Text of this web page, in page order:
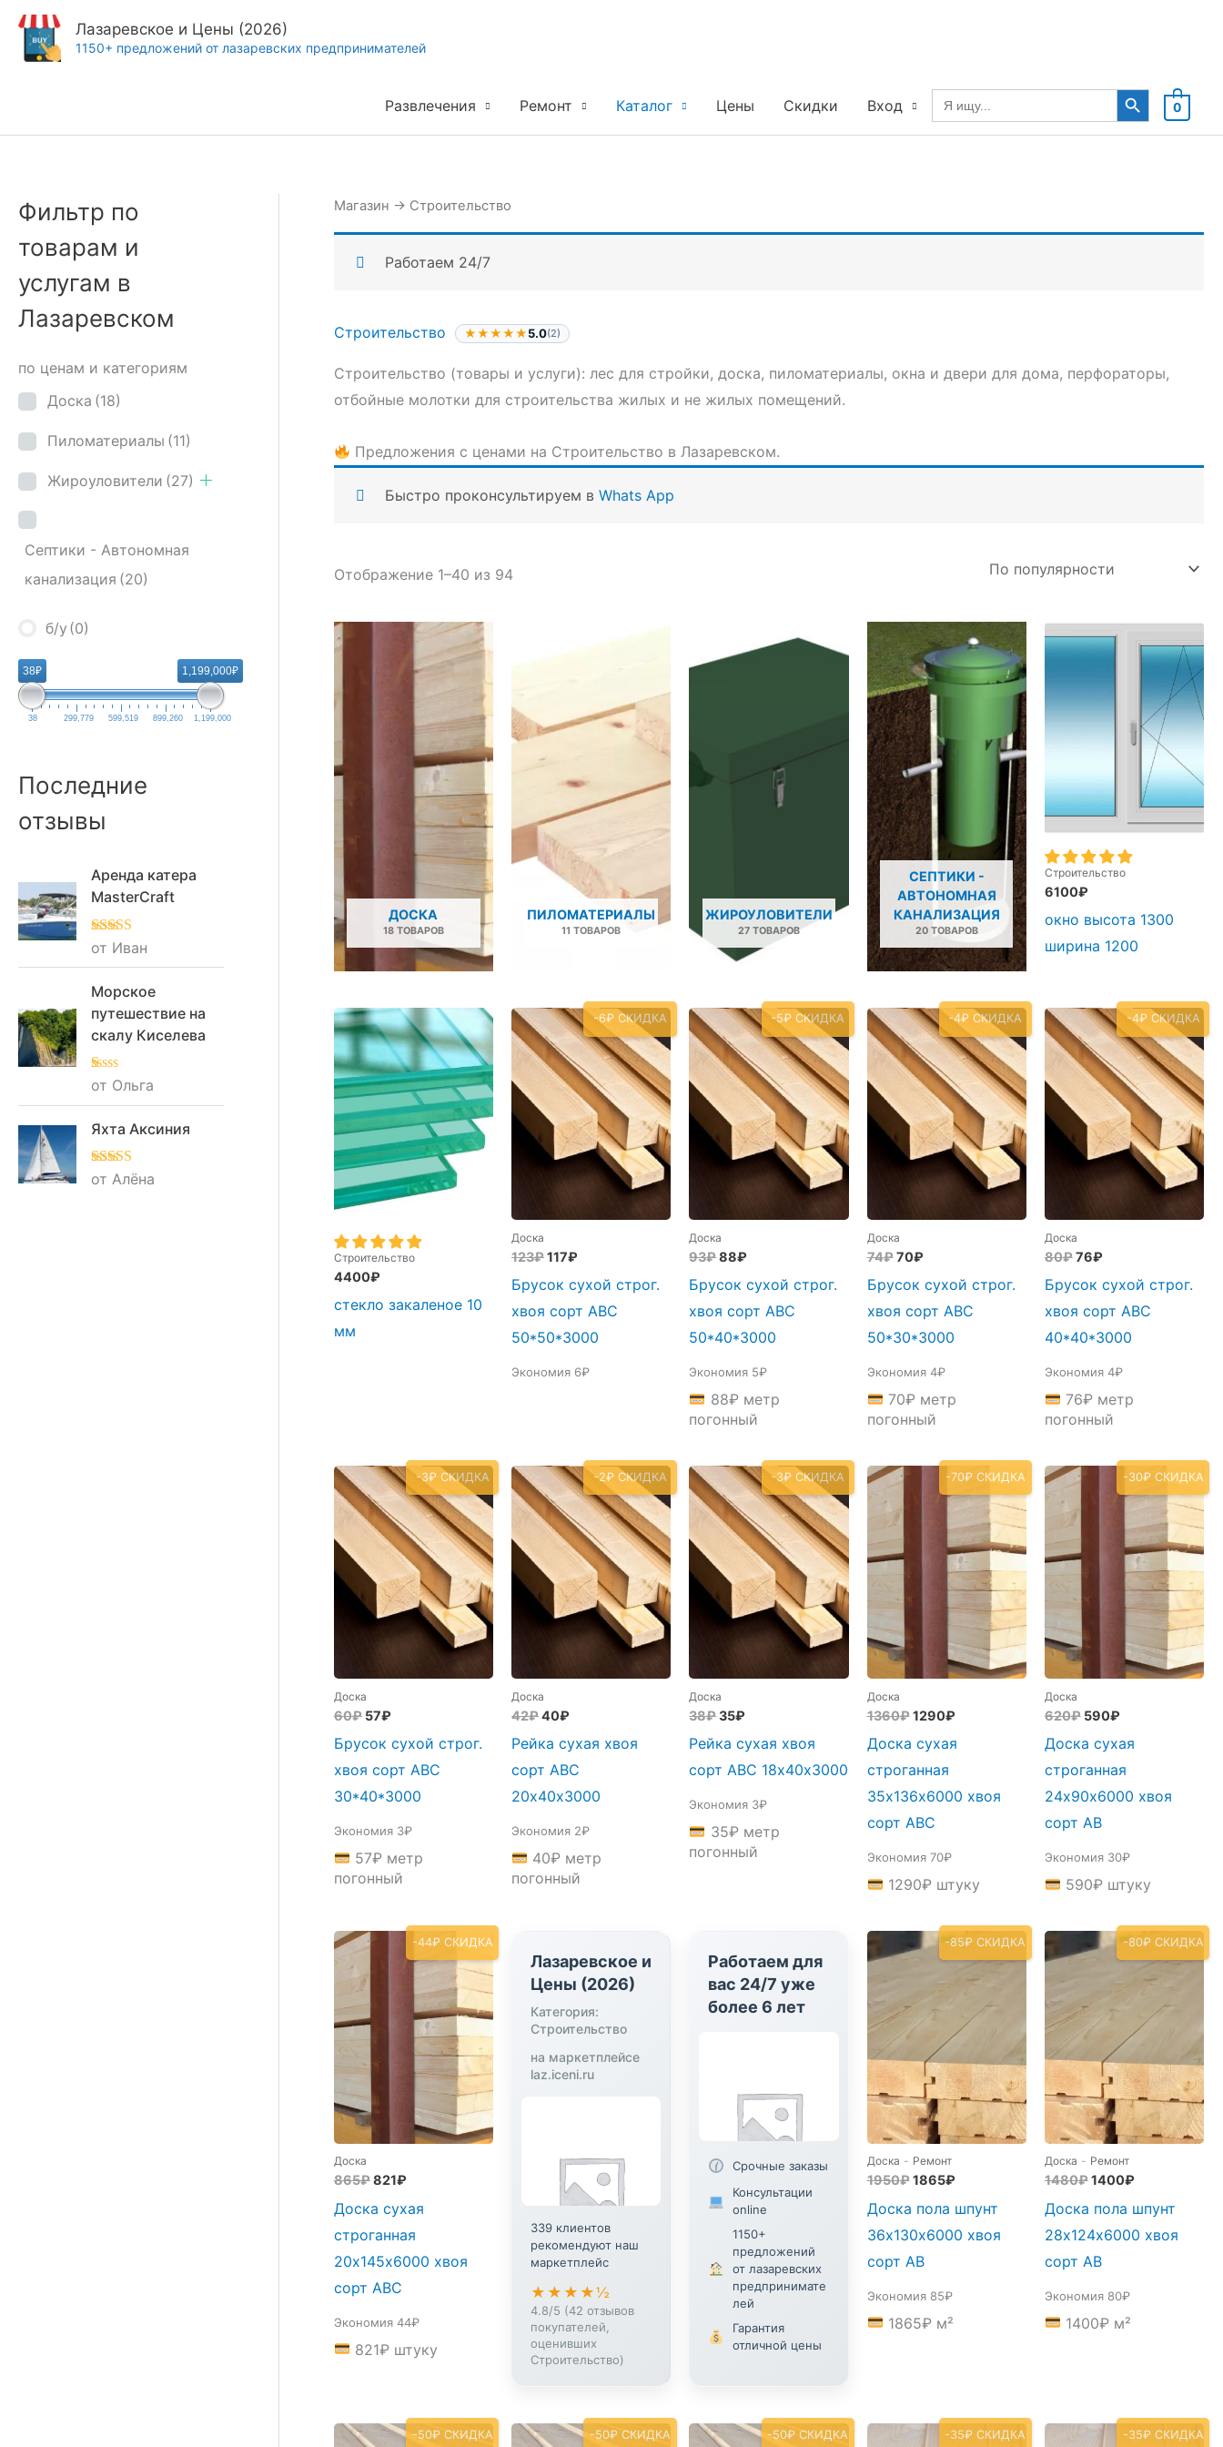
Перейти
содержимому
Лазаревское и Цены (2026)
1150+ предложений от лазаревских предпринимателей
Развлечения Ремонт Каталог Цены Скидки Вход
Search
for:
Search Button
0
Фильтр по
товарам и
услугам в
Лазаревском
по ценам и категориям
Доска (18)
Пиломатериалы (11)
Жироуловители (27)
Септики - Автономная
канализация (20)
б/у (0)
38₽ 1,199,000₽
38 299,779 599,519 899,260 1,199,000
Последние
отзывы
Аренда катера
MasterCraft
Оценка5
от Иван
Морское
путешествие на
скалу Киселева
О
а
из
от Ольга
Яхта Аксиния
Оценка5из
от Алёна
Магазин → Строительство
Работаем 24/7
Строительство ★★★★★5.0(2)
Строительство (товары и услуги): лес для стройки, доска, пиломатериалы, окна и двери для дома, перфораторы,
отбойные молотки для строительства жилых и не жилых помещений.
Предложения с ценами на Строительство в Лазаревском.
Быстро проконсультируем в Whats App
Отображение 1–40 из 94Сортировка:
ДОСКА
18 ТОВАРОВ
ПИЛОМАТЕРИАЛЫ
11 ТОВАРОВ
ЖИРОУЛОВИТЕЛИ
27 ТОВАРОВ
СЕПТИКИ -
АВТОНОМНАЯ
КАНАЛИЗАЦИЯ
20 ТОВАРОВ
Строительство
6100₽
окно высота 1300
ширина 1200
Строительство
4400₽
стекло закаленое 10
мм
-6₽ СКИДКА
Доска
123₽Первоначальная
составляла
123₽.
117₽
117₽.
Брусок сухой строг.
хвоя сорт АВС
50*50*3000
Экономия 6₽
-5₽ СКИДКА
Доска
93₽Первоначальная
составляла
93₽.
88₽
88₽.
Брусок сухой строг.
хвоя сорт АВС
50*40*3000
Экономия 5₽
88₽метр
погонный
-4₽ СКИДКА
Доска
74₽ Первоначальная
составляла
74₽.
70₽Текущая
70₽.
Брусок сухой строг.
хвоя сорт АВС
50*30*3000
Экономия 4₽
70₽метр
погонный
-4₽ СКИДКА
Доска
80₽Первоначальная
составляла
80₽.
76₽Текущая
76₽.
Брусок сухой строг.
хвоя сорт АВС
40*40*3000
Экономия 4₽
76₽метр
погонный
-3₽ СКИДКА
Доска
60₽ Первоначальная
составляла
60₽.
57₽Текущая
57₽.
Брусок сухой строг.
хвоя сорт АВС
30*40*3000
Экономия 3₽
57₽ метр
погонный
-2₽ СКИДКА
Доска
42₽Первоначальная
составляла
42₽.
40₽
40₽.
Рейка сухая хвоя
сорт АВС
20х40х3000
Экономия 2₽
40₽ метр
погонный
-3₽ СКИДКА
Доска
38₽Первоначальная
составляла
38₽.
35₽
35₽.
Рейка сухая хвоя
сорт АВС 18х40х3000
Экономия 3₽
35₽метр
погонный
-70₽ СКИДКА
Доска
1360₽ Первоначальная
составляла
1360₽.
1290₽Текущая
1290₽.
Доска сухая
строганная
35х136х6000 хвоя
сорт АВС
Экономия 70₽
1290₽штуку
-30₽ СКИДКА
Доска
620₽ Первоначальная
составляла
620₽.
590₽Текущая
590₽.
Доска сухая
строганная
24х90х6000 хвоя
сорт АВ
Экономия 30₽
590₽штуку
-44₽ СКИДКА
Доска
865₽Первоначальная
составляла
865₽.
821₽Текущая
821₽.
Доска сухая
строганная
20х145х6000 хвоя
сорт АВС
Экономия 44₽
821₽ штуку
Лазаревское и
Цены (2026)
Категория:
Строительство
на маркетплейсе
laz.iceni.ru
339 клиентов
рекомендуют наш
маркетплейс
★★★★½
4.8/5 (42 отзывов
покупателей,
оценивших
Строительство)
Работаем для
вас 24/7 уже
более 6 лет
Срочные заказы
Консультации
online
1150+
предложений
от лазаревских
предпринимате
лей
Гарантия
отличной цены
-85₽ СКИДКА
Доска - Ремонт
1950₽ Первоначальная
составляла
1950₽.
1865₽Текущая
1865₽.
Доска пола шпунт
36х130х6000 хвоя
сорт АВ
Экономия 85₽
1865₽м²
-80₽ СКИДКА
Доска - Ремонт
1480₽Первоначальная
составляла
1480₽.
1400₽Текущая
1400₽.
Доска пола шпунт
28х124х6000 хвоя
сорт АВ
Экономия 80₽
1400₽м²
-50₽ СКИДКА -50₽ СКИДКА -50₽ СКИДКА -35₽ СКИДКА -35₽ СКИДКА